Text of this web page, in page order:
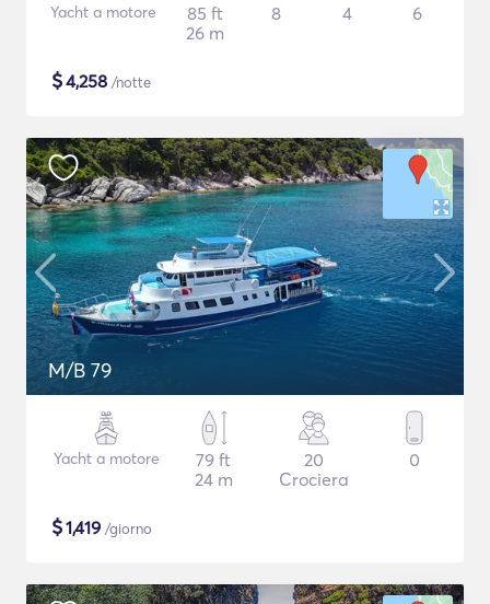
Yacht a motore
85 ft
26 m
8 4 6
$4,258 /notte
M/B 79
Yacht a motore
79 ft
24 m
20
Crociera
0
$1,419 /giorno